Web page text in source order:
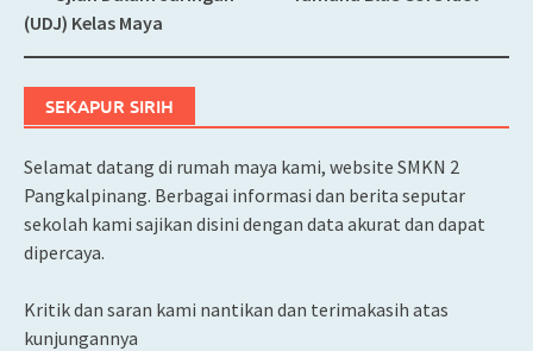
Post
navigation
(UDJ) Kelas Maya
SEKAPUR SIRIH
Selamat datang di rumah maya kami, website SMKN 2
Pangkalpinang. Berbagai informasi dan berita seputar
sekolah kami sajikan disini dengan data akurat dan dapat
dipercaya.
Kritik dan saran kami nantikan dan terimakasih atas
kunjungannya